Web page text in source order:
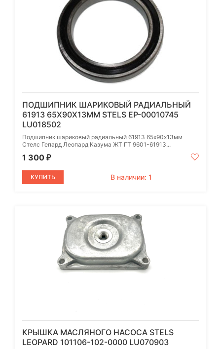
ПОДШИПНИК ШАРИКОВЫЙ РАДИАЛЬНЫЙ
61913 65Х90Х13ММ STELS EP-00010745
LU018502
Подшипник шариковый радиальный 61913 65х90х13мм
Стелс Гепард Леопард Казума ЖТ ГТ 9601-61913...
1 300 ₽
КУПИТЬ В наличии: 1
КРЫШКА МАСЛЯНОГО НАСОСА STELS
LEOPARD 101106-102-0000 LU070903